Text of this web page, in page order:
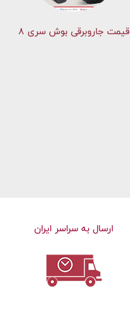
قیمت جاروبرقی بوش سری ۸
ارسال به سراسر ایران